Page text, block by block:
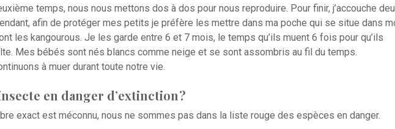
temps, nous nous mettons dos à dos pour nous reproduire. Pour finir, j’accouche
afin de protéger mes petits je préfère les mettre dans ma poche qui se situe dans
les kangourous. Je les garde entre 6 et 7 mois, le temps qu’ils muent 6 fois pour qu’ils
Mes bébés sont nés blancs comme neige et se sont assombris au fil du temps.
à muer durant toute notre vie.
en danger d’extinction ?
exact est méconnu, nous ne sommes pas dans la liste rouge des espèces en danger.